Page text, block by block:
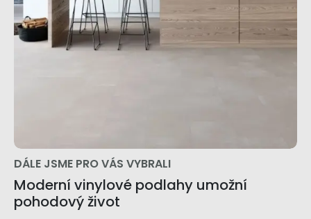
DÁLE JSME PRO VÁS VYBRALI
Moderní vinylové podlahy umožní
pohodový život